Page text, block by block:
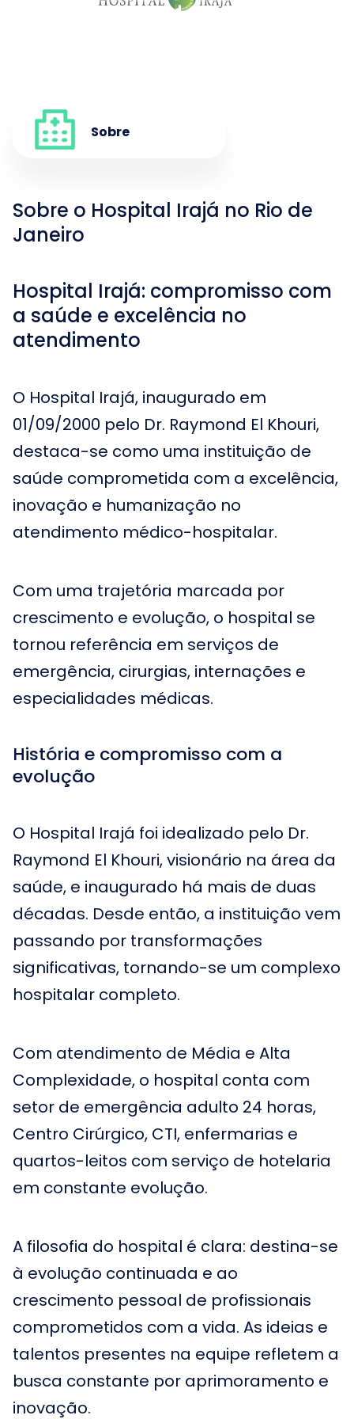
Sobre
Sobre o Hospital Irajá no Rio de
Janeiro
Hospital Irajá: compromisso com
a saúde e excelência no
atendimento
O Hospital Irajá, inaugurado em
01/09/2000 pelo Dr. Raymond El Khouri,
destaca-se como uma instituição de
saúde comprometida com a excelência,
inovação e humanização no
atendimento médico-hospitalar.
Com uma trajetória marcada por
crescimento e evolução, o hospital se
tornou referência em serviços de
emergência, cirurgias, internações e
especialidades médicas.
História e compromisso com a
evolução
O Hospital Irajá foi idealizado pelo Dr.
Raymond El Khouri, visionário na área da
saúde, e inaugurado há mais de duas
décadas. Desde então, a instituição vem
passando por transformações
significativas, tornando-se um complexo
hospitalar completo.
Com atendimento de Média e Alta
Complexidade, o hospital conta com
setor de emergência adulto 24 horas,
Centro Cirúrgico, CTI, enfermarias e
quartos-leitos com serviço de hotelaria
em constante evolução.
A filosofia do hospital é clara: destina-se
à evolução continuada e ao
crescimento pessoal de profissionais
comprometidos com a vida. As ideias e
talentos presentes na equipe refletem a
busca constante por aprimoramento e
inovação.